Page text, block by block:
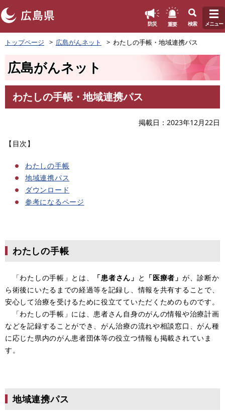
ペ
ー
頭
す
防災 重要 検索 メニュー
トップページ 広島がんネット わたしの手帳・地域連携パス
広島がんネット
文
わたしの手帳・地域連携パス
掲載日 2023年12月22日
【目次】
わたしの手帳
地域連携パス
ダウンロード
参考になるページ
わたしの手帳
「わたしの手帳」とは、 「患者さん」 と 「医療者」 が、診断か
ら術後にいたるまでの経過等を記録し、情報を共有することで、
安心して治療を受けるために役立てていただくためのものです。
「わたしの手帳」には、患者さん自身のがんの情報や治療計画
などを記録することができ、がん治療の流れや相談窓口、がん種
に応じた県内のがん患者団体等の役立つ情報も掲載されていま
す。
地域連携パス